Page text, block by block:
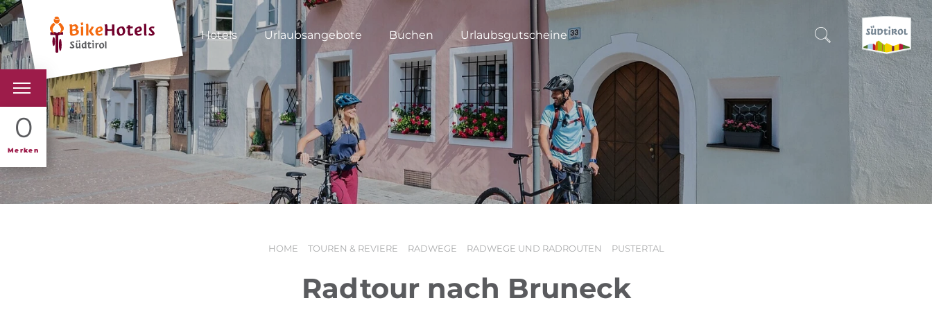
Hotels Urlaubsangebote Buchen Urlaubsgutscheine
0
Merken
BIKEHOTELS
HOTELS & PAKETE
TOUREN & REVIERE
SUCHEN & BUCHEN
ENTDECKE SÜDTIROL
HOME TOUREN & REVIERE RADWEGE RADWEGE UND RADROUTEN PUSTERTAL
Radtour nach Bruneck